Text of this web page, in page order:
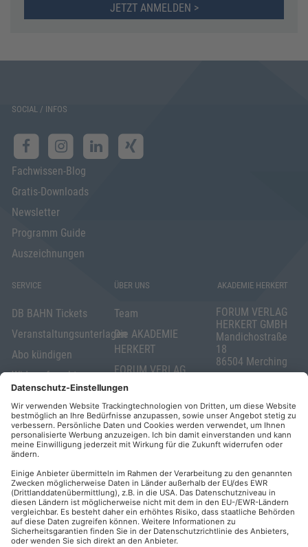
JETZT ANMELDEN >
SOCIAL / INFOS
Fachwissen-Blog
Gratis-Downloads
Newsletter
Programm Guide
Auszeichnungen
SERVICE
DB BAHN Tickets
Veranstaltungsunterlagen
Abo kündigen
Widerrufsrecht
für Verbraucher
Elektronischer
Geschäftsverkehr
Barrierefreiheit
ÜBER UNS
Team
Die AKADEMIE
HERKERT
FORUM VERLAG
HERKERT
Kontakt
AKADEMIE HERKERT
FORUM VERLAG
HERKERT GMBH
Mandichostraße
18
86504 Merching
Telefax: +49
(0)8233 381-222
E-Mail:
Zahlung per
Rechnung
Impressum